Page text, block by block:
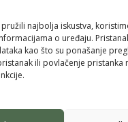
najbolja iskustva,
o uređaju.
kao što su ponašanje
ili povlačenje